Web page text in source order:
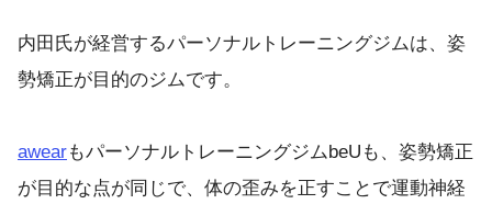
内田氏が経営するパーソナルトレーニングジムは、姿
勢矯正が目的のジムです。
awearもパーソナルトレーニングジムbeUも、姿勢矯正
が目的な点が同じで、体の歪みを正すことで運動神経